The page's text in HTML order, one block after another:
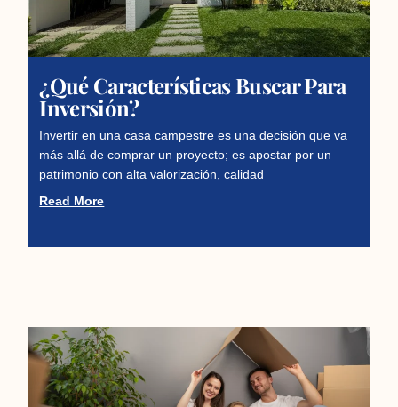
¿Qué Características Buscar Para
Inversión?
Invertir en una casa campestre es una decisión que va
más allá de comprar un proyecto; es apostar por un
patrimonio con alta valorización, calidad
Read More